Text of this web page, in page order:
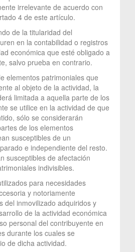
irrelevante de acuerdo con
4 de este artículo.
de la titularidad del
en la contabilidad o registros
económica que esté obligado a
salvo prueba en contrario.
elementos patrimoniales que
al objeto de la actividad, la
limitada a aquella parte de los
se utilice en la actividad de que
sólo se considerarán
de los elementos
susceptibles de un
e independiente del resto.
susceptibles de afectación
indivisibles.
para necesidades
y notoriamente
del inmovilizado adquiridos y
de la actividad económica
personal del contribuyente en
durante los cuales se
de dicha actividad.